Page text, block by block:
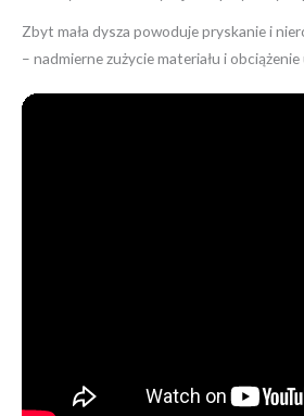
Zbyt mała dysza powoduje pryskanie i
– nadmierne zużycie materiału i obciążenie